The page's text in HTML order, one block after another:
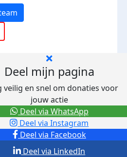
Deel mijn pagina
veilig en snel om donaties voor
jouw actie
Deel via Facebook
Deel via Instagram
Deel via LinkedIn
Deel via WhatsApp